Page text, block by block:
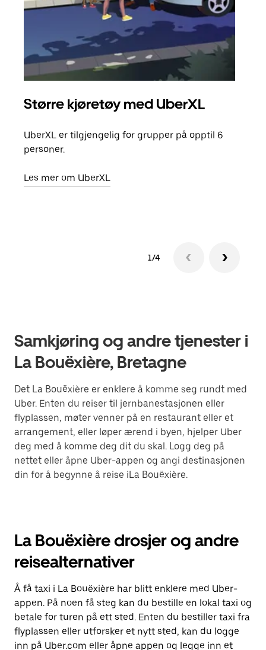
Større kjøretøy med UberXL
UberXL er tilgjengelig for grupper på opptil 6
personer.
Les mer om UberXL
1/4
Samkjøring og andre tjenester i
La Bouëxière, Bretagne
Det La Bouëxière er enklere å komme seg rundt med
Uber. Enten du reiser til jernbanestasjonen eller
flyplassen, møter venner på en restaurant eller et
arrangement, eller løper ærend i byen, hjelper Uber
deg med å komme deg dit du skal. Logg deg på
nettet eller åpne Uber-appen og angi destinasjonen
din for å begynne å reise iLa Bouëxière.
La Bouëxière drosjer og andre
reisealternativer
Å få taxi i La Bouëxière har blitt enklere med Uber-
appen. På noen få steg kan du bestille en lokal taxi og
betale for turen på ett sted. Enten du bestiller taxi fra
flyplassen eller utforsker et nytt sted, kan du logge
inn på Uber.com eller åpne appen og legge inn et